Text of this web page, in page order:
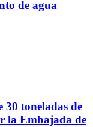
de agua
30 toneladas de
la Embajada de